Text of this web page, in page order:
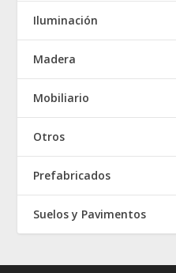
Iluminación
Madera
Mobiliario
Otros
Prefabricados
Suelos y Pavimentos